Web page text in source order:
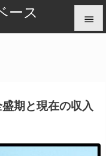
ース 


期と現在の収入